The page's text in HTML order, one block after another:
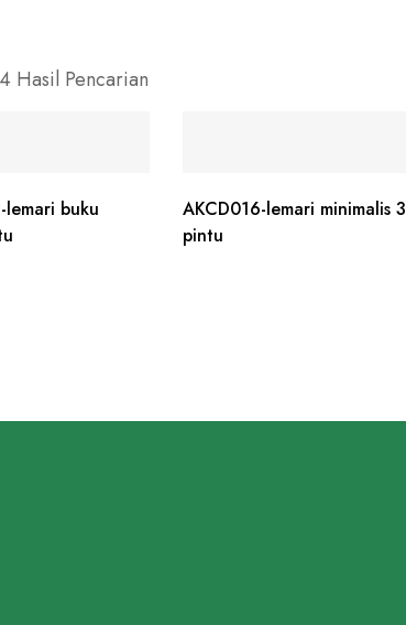
Hasil Pencarian
buku
AKCD016-lemari minimalis 3
pintu